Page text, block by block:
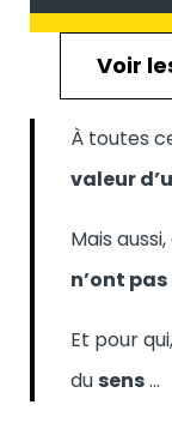
Voir
À toutes
valeur
Mais
n’ont
Et pour qui,
du sens…